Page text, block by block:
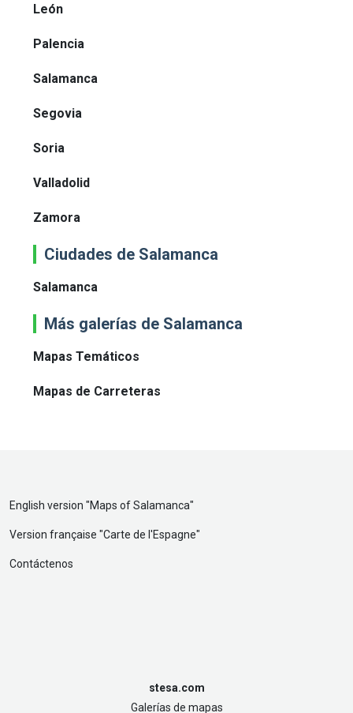
León
Palencia
Salamanca
Segovia
Soria
Valladolid
Zamora
Ciudades de Salamanca
Salamanca
Más galerías de Salamanca
Mapas Temáticos
Mapas de Carreteras
English version "Maps of Salamanca"
Version française "Carte de l'Espagne"
Contáctenos
stesa.com
Galerías de mapas